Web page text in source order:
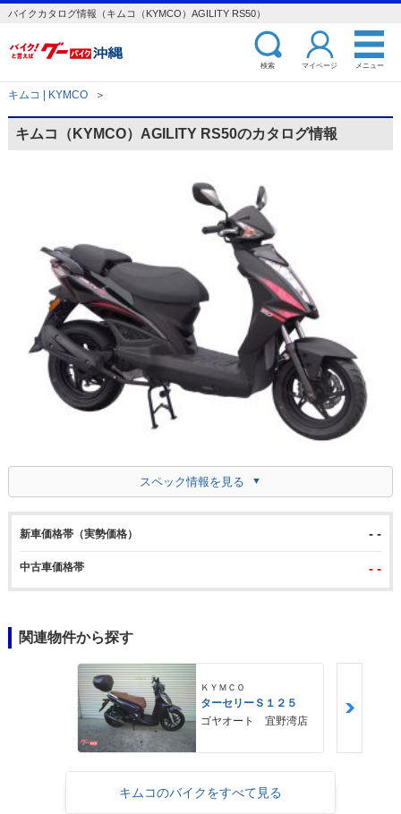
バイクカタログ情報（キムコ（KYMCO）AGILITY RS50）
検索 マイページ メニュー
キムコ | KYMCO ＞
キムコ（KYMCO）AGILITY RS50のカタログ情報
スペック情報を見る
新車価格帯（実勢価格） - -
中古車価格帯 - -
関連物件から探す
ＫＹＭＣＯ
ターセリーＳ１２５
ゴヤオート 宜野湾店
キムコのバイクをすべて見る